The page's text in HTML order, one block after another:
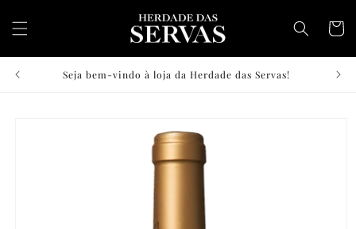
conteúdo
Seja bem-vindo à loja da Herdade das Servas!